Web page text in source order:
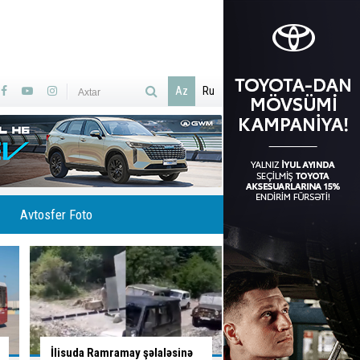
Az Ru
Avtosfer Foto
Qəzaya səbəb olan qadın
Yol vermədi, qəza